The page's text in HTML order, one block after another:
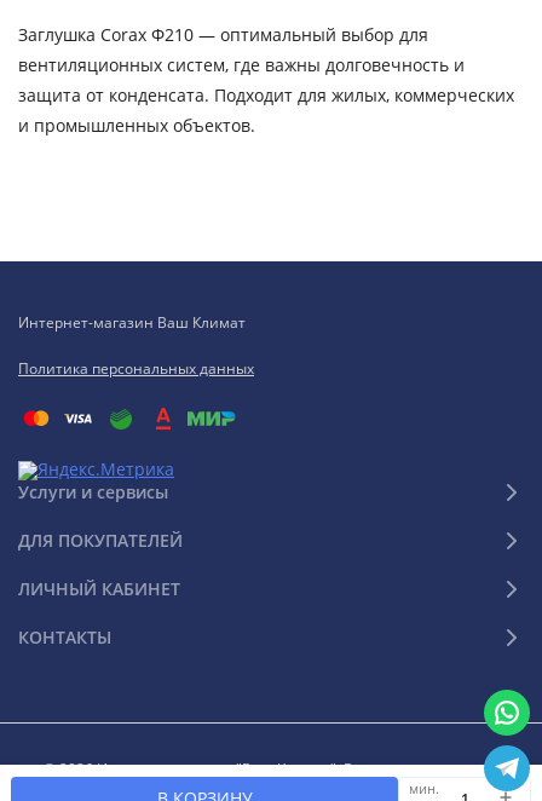
мин.
Заглушка Corax Ф210 — оптимальный выбор для
вентиляционных систем, где важны долговечность и
защита от конденсата. Подходит для жилых, коммерческих
и промышленных объектов.
Интернет-магазин Ваш Климат
Политика персональных данных
Услуги и сервисы
ДЛЯ ПОКУПАТЕЛЕЙ
ЛИЧНЫЙ КАБИНЕТ
КОНТАКТЫ
© 2026 Интернет-магазин "Ваш Климат". Все права защищены